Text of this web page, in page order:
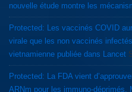
nouvelle étude montre les
Protected: Les vaccinés COVID
virale que les non vaccinés
vietnamienne publiée dans Lancet
Protected: La FDA vient
ARNm pour les immuno-déprimés.